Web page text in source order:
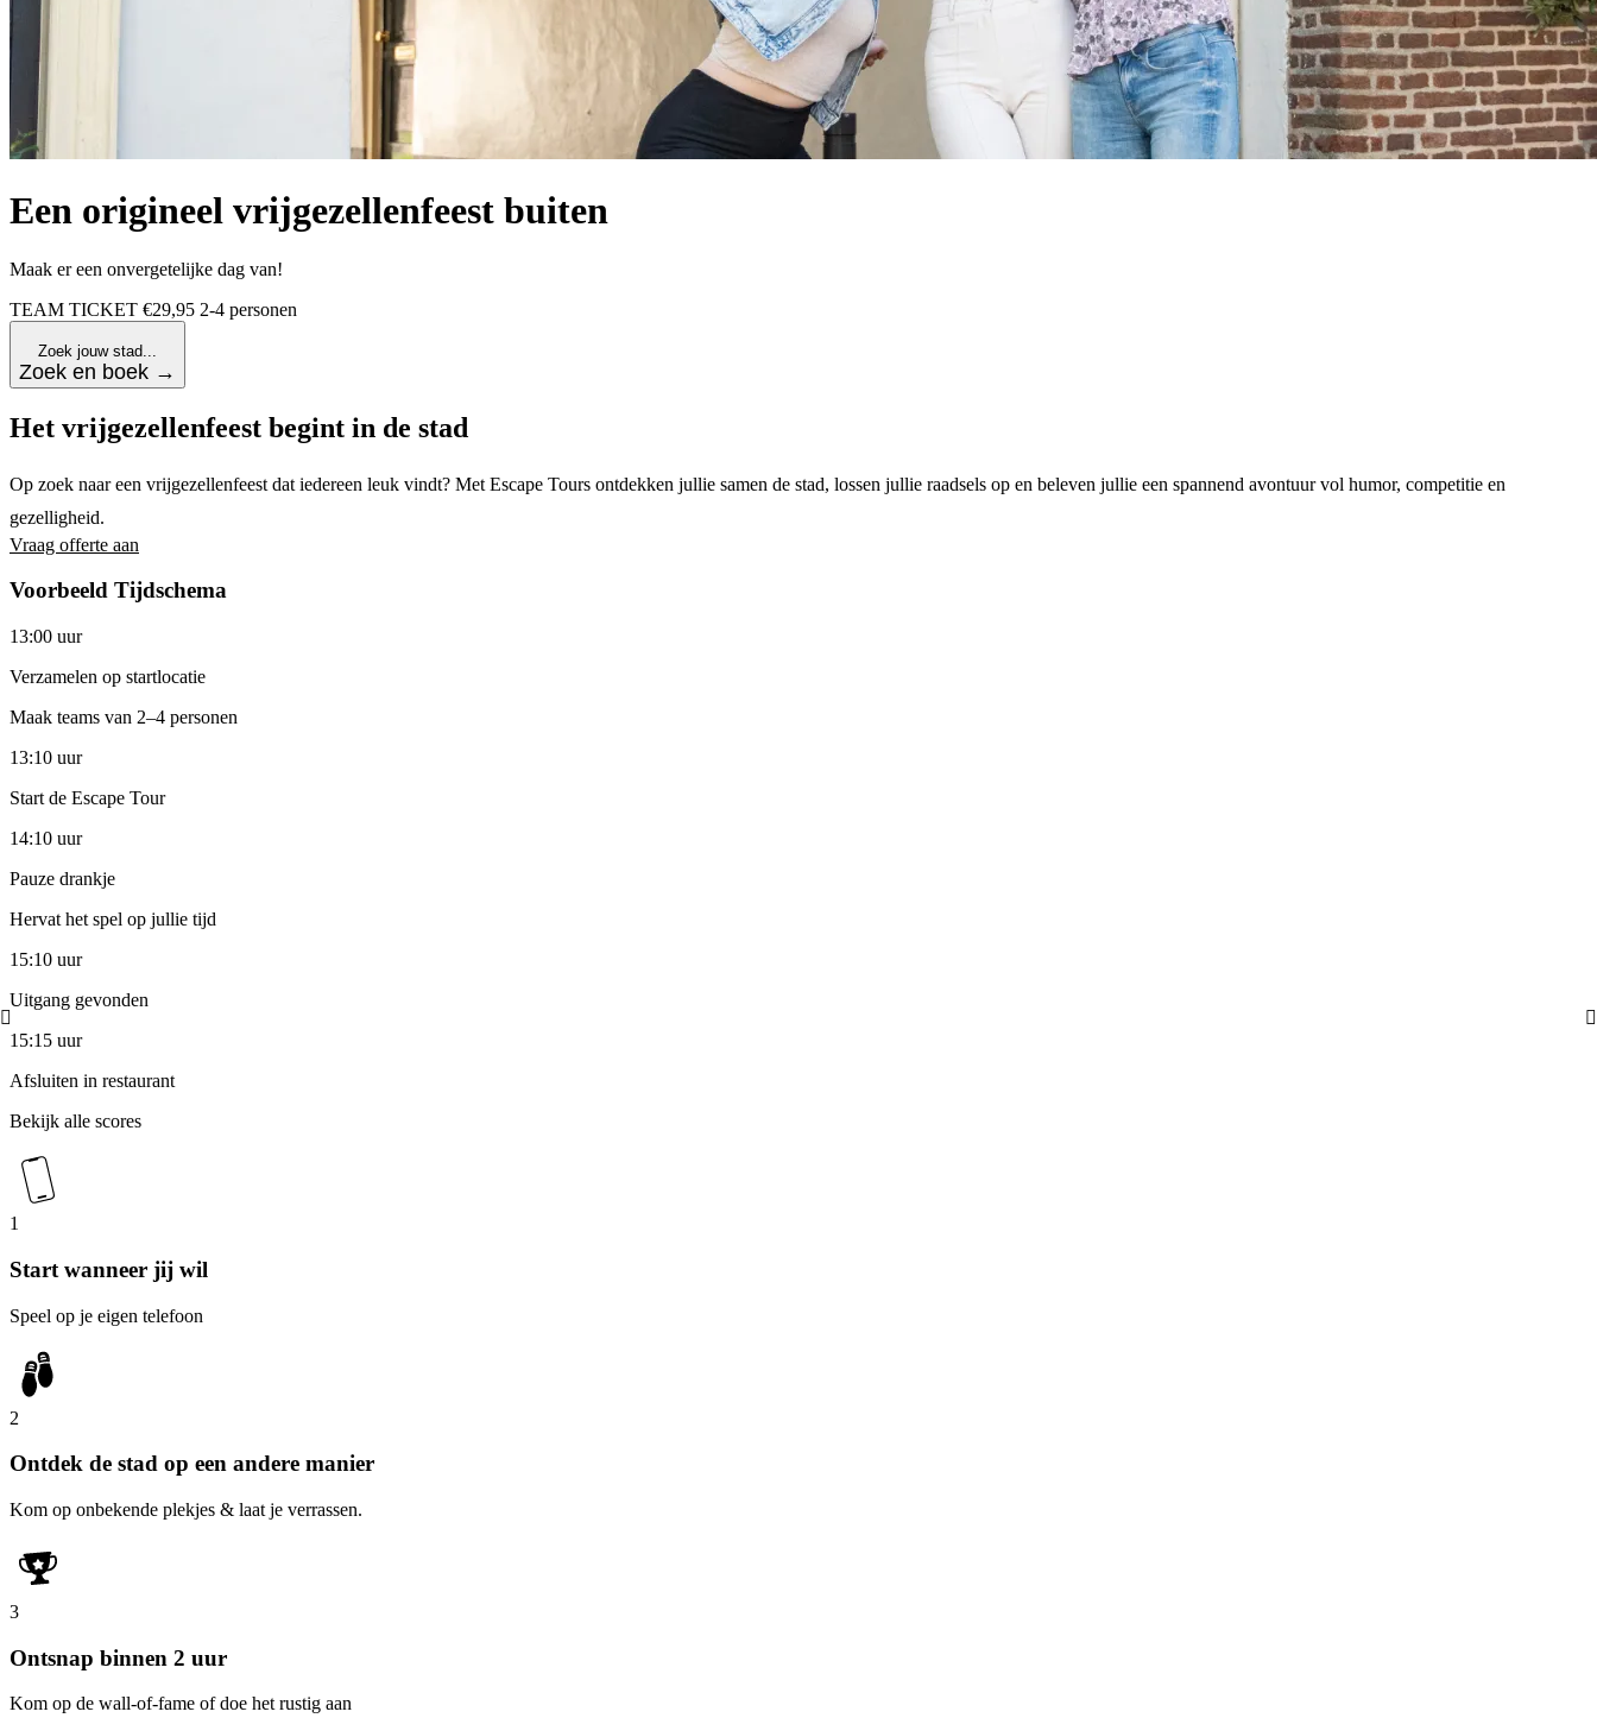
Een origineel vrijgezellenfeest buiten
Maak er een onvergetelijke dag van!
TEAM TICKET €29,95 2-4 personen
Zoek jouw stad...
Zoek en boek →
Het vrijgezellenfeest begint in de stad
Op zoek naar een vrijgezellenfeest dat iedereen leuk vindt? Met Escape Tours ontdekken jullie samen de stad, lossen jullie raadsels op en beleven jullie een spannend avontuur vol humor, competitie en
gezelligheid.
Vraag offerte aan
Voorbeeld Tijdschema
13:00 uur
Verzamelen op startlocatie
Maak teams van 2–4 personen
13:10 uur
Start de Escape Tour
14:10 uur
Pauze drankje
Hervat het spel op jullie tijd
15:10 uur
Uitgang gevonden
15:15 uur
Afsluiten in restaurant
Bekijk alle scores
1
Start wanneer jij wil
Speel op je eigen telefoon
2
Ontdek de stad op een andere manier
Kom op onbekende plekjes & laat je verrassen.
3
Ontsnap binnen 2 uur
Kom op de wall-of-fame of doe het rustig aan